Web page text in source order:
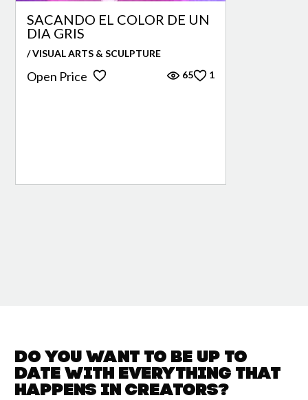
SACANDO EL COLOR DE UN
DIA GRIS
/ VISUAL ARTS & SCULPTURE
Open Price 65 1
Do you want to be up to
date witheverything that
happens inCreators?